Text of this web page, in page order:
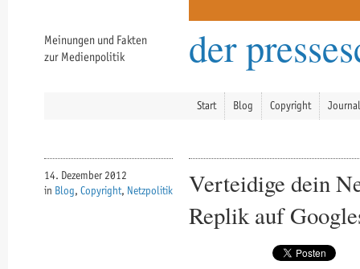
Meinungen und Fakten
zur Medienpolitik
der
Start Blog Copyright
14. Dezember 2012
in Blog, Copyright, Netzpolitik
Verteidige dein
Replik auf